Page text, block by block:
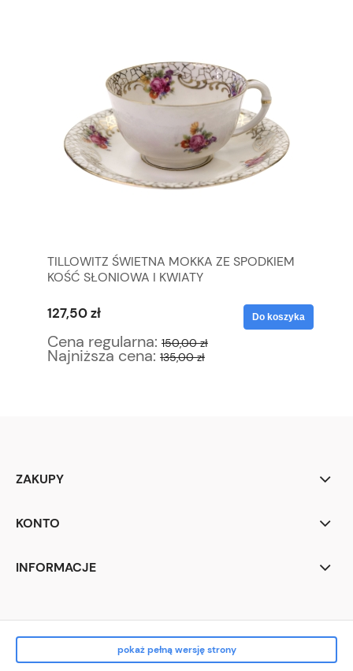
TILLOWITZ ŚWIETNA MOKKA ZE SPODKIEM
KOŚĆ SŁONIOWA I KWIATY
127,50 zł
Cena regularna: 150,00 zł
Najniższa cena: 135,00 zł
Do koszyka
ZAKUPY
KONTO
INFORMACJE
pokaż pełną wersję strony